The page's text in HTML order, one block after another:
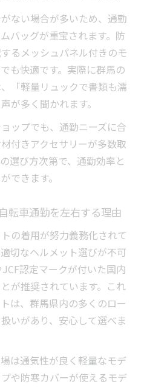
に走る装備と習慣の作り
するための安全装備の選
快適さを保つ習慣づく
を支える装備と点検ポイ
安全に走るコツと注意
転車通勤のための習慣と
ない場合が多いため、通勤
バッグが重宝されます。防
るメッシュパネル付きのモ
も快適です。実際に群馬の
「軽量リュックで書類も濡
が多く聞かれます。
ップでも、通勤ニーズに合
付きアクセサリーが多数取
選び方次第で、通勤効率と
できます。
転車通勤を左右する理由
の着用が努力義務化されて
切なヘルメット選びが不可
認定マークが付いた国内
が推奨されています。これ
は、群馬県内の多くのロー
いがあり、安心して選べま
は通気性が良く軽量なモデ
や防寒カバーが使えるモデ